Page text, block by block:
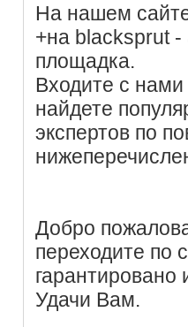
На нашем
+на blacksprut -
площадка.
Входите с
найдете
экспертов по
Добро
переходите по
гарантировано
Удачи Вам.